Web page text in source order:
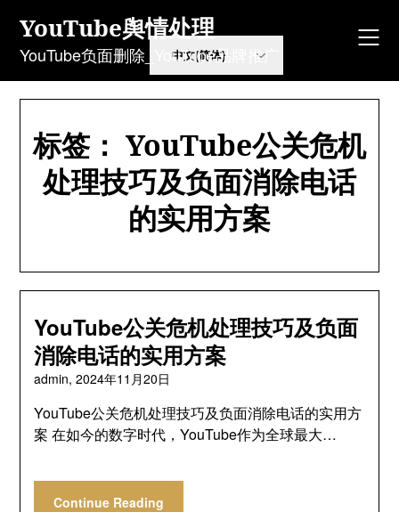
content
YouTube舆情处理
YouTube负面删除_YouTube品牌推广
标签： YouTube公关危机
处理技巧及负面消除电话
的实用方案
YouTube公关危机处理技巧及负面
消除电话的实用方案
admin,2024年11月20日
YouTube公关危机处理技巧及负面消除电话的实用方
案 在如今的数字时代，YouTube作为全球最大…
Continue Reading